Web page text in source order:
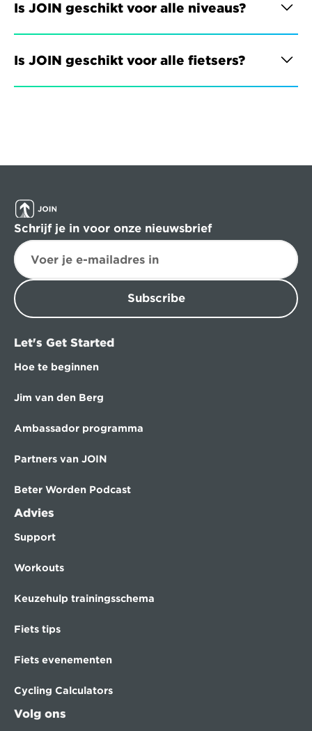
Is JOIN geschikt voor alle niveaus?
Is JOIN geschikt voor alle fietsers?
Schrijf je in voor onze nieuwsbrief
Subscribe
Let's Get Started
Hoe te beginnen
Jim van den Berg
Ambassador programma
Partners van JOIN
Beter Worden Podcast
Advies
Support
Workouts
Keuzehulp trainingsschema
Fiets tips
Fiets evenementen
Cycling Calculators
Volg ons